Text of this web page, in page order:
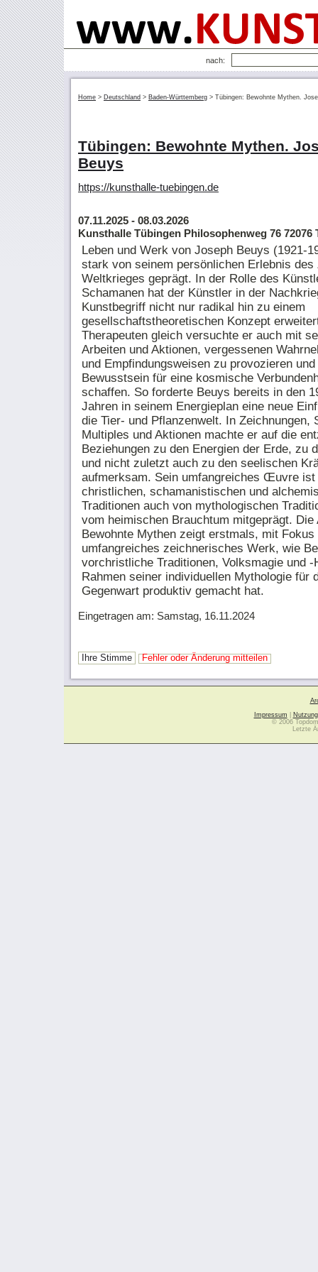
nach:
Home > Deutschland > Baden-Württemberg > Tübingen: Bewohnte Mythen.
Tübingen: Bewohnte Mythen.
Beuys
https://kunsthalle-tuebingen.de
07.11.2025 - 08.03.2026
Kunsthalle Tübingen Philosophenweg 76 72076
Leben und Werk von Joseph Beuys (1921-
stark von seinem persönlichen Erlebnis des
Weltkrieges geprägt. In der Rolle des
Schamanen hat der Künstler in der
Kunstbegriff nicht nur radikal hin zu einem
gesellschaftstheoretischen Konzept
Therapeuten gleich versuchte er auch mit
Arbeiten und Aktionen, vergessenen
und Empfindungsweisen zu provozieren und
Bewusstsein für eine kosmische
schaffen. So forderte Beuys bereits in den
Jahren in seinem Energieplan eine neue
die Tier- und Pflanzenwelt. In Zeichnungen,
Multiples und Aktionen machte er auf die
Beziehungen zu den Energien der Erde, zu
und nicht zuletzt auch zu den seelischen
aufmerksam. Sein umfangreiches Œuvre ist
christlichen, schamanistischen und
Traditionen auch von mythologischen
vom heimischen Brauchtum mitgeprägt. Die
Bewohnte Mythen zeigt erstmals, mit Fokus
umfangreiches zeichnerisches Werk, wie
vorchristliche Traditionen, Volksmagie und -
Rahmen seiner individuellen Mythologie für
Gegenwart produktiv gemacht hat.
Eingetragen am: Samstag, 16.11.2024
Ihre Stimme Fehler oder Änderung mitteilen
Impressum
© 2006
Letzte